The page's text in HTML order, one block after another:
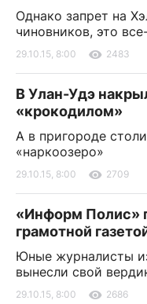
Однако запрет на
чиновников, это
29.10.15, 8:00 2483
В Улан-Удэ
«крокодилом»
А в пригороде
«наркоозеро»
29.10.15, 8:00 2709
«Информ Полис»
грамотной
Юные журналисты
вынесли свой
29.10.15, 8:00 2686